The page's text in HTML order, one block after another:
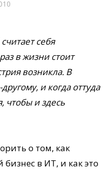
себя
в жизни стоит
возникла. В
и когда оттуда
чтобы и здесь
о том, как
в ИТ, и как это